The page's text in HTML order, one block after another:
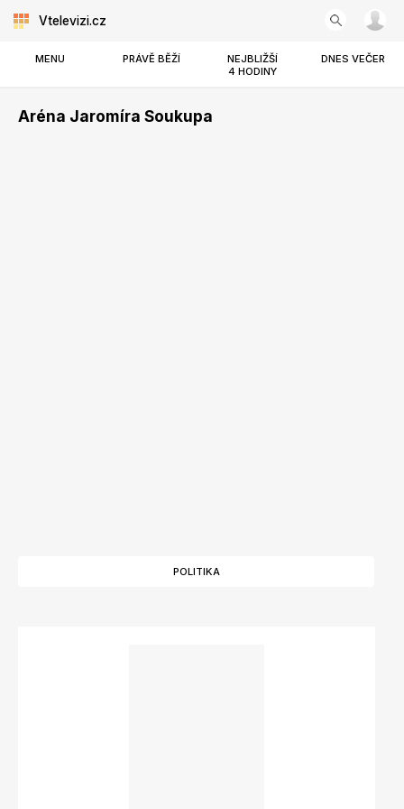
Vtelevizi.cz
MENU PRÁVĚ BĚŽÍ
NEJBLIŽŠÍ
4 HODINY
DNES VEČER
Aréna Jaromíra Soukupa
POLITIKA